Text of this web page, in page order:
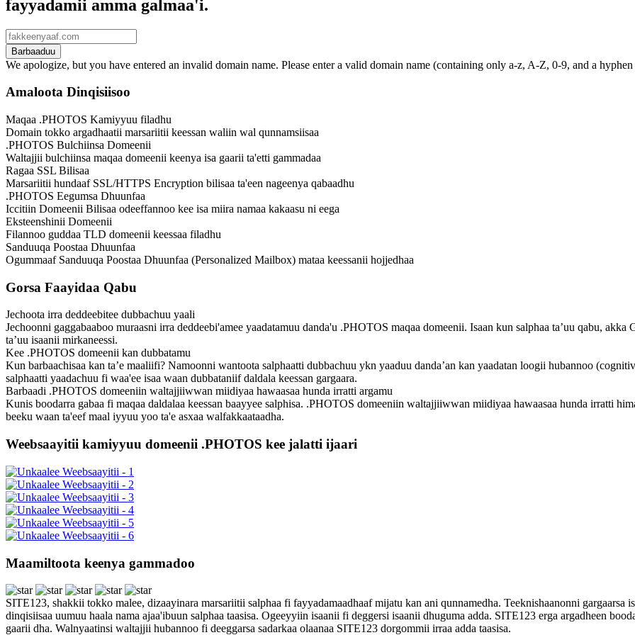
fayyadamii amma galmaa'i.
Barbaaduu
We apologize, but you have entered an invalid domain name. Please enter a valid domain name (containing only a-z, A-Z, 0-9, and a
Amaloota Dinqisiisoo
Maqaa .PHOTOS Kamiyyuu filadhu
Domain tokko argadhaatii marsariitii keessan waliin wal qunnamsiisaa
.PHOTOS Bulchiinsa Domeenii
Waltajjii bulchiinsa maqaa domeenii keenya isa gaarii ta'etti gammadaa
Ragaa SSL Bilisaa
Marsariitii hundaaf SSL/HTTPS Encryption bilisaa ta'een nageenya qabaadhu
.PHOTOS Eegumsa Dhuunfaa
Iccitiin Domeenii Bilisaa odeeffannoo kee isa miira namaa kakaasu ni eega
Eksteenshinii Domeenii
Filannoo guddaa TLD domeenii keessaa filadhu
Sanduuqa Poostaa Dhuunfaa
Ogummaaf Sanduuqa Poostaa Dhuunfaa (Personalized Mailbox) mataa keessanii hojjedhaa
Gorsa Faayidaa Qabu
Jechoota irra deddeebitee dubbachuu yaali
Jechoonni gaggabaaboo muraasni irra deddeebi'amee yaadatamuu danda'u .PHOTOS maqaa domeenii. Isaan kun salphaa ta’uu qabu,
ta’uu isaanii mirkaneessi.
Kee .PHOTOS domeenii kan dubbatamu
Kun barbaachisaa kan taʼe maaliifi? Namoonni wantoota salphaatti dubbachuu ykn yaaduu danda’an kan yaadatan loogii hubannoo
salphaatti yaadachuu fi waa'ee isaa waan dubbataniif daldala keessan gargaara.
Barbaadi .PHOTOS domeeniin waltajjiiwwan miidiyaa hawaasaa hunda irratti argamu
Kunis boodarra gabaa fi maqaa daldalaa keessan baayyee salphisa. .PHOTOS domeeniin waltajjiiwwan miidiyaa hawaasaa hunda irratti
beeku waan ta'eef maal iyyuu yoo ta'e asxaa walfakkaataadha.
Weebsaayitii kamiyyuu domeenii .PHOTOS kee jalatti ijaari
Maamiltoota keenya gammadoo
SITE123, shakkii tokko malee, dizaayinara marsariitii salphaa fi fayyadamaadhaaf mijatu kan ani qunnamedha. Teeknishaanonni gargaarsa
dinqisiisaa uumuu haala nama ajaa'ibuun salphaa taasisa. Ogeeyyiin isaanii fi deggersi isaanii dhuguma adda. SITE123 erga argadheen
gaarii dha. Walnyaatinsi waltajjii hubannoo fi deeggarsa sadarkaa olaanaa SITE123 dorgommii irraa adda taasisa.